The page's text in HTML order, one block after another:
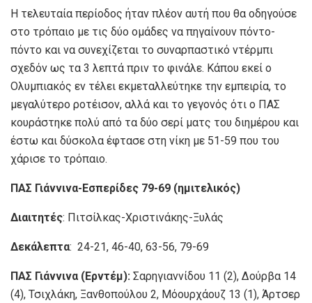
Η τελευταία περίοδος ήταν πλέον αυτή που θα οδηγούσε
στο τρόπαιο με τις δύο ομάδες να πηγαίνουν πόντο-
πόντο και να συνεχίζεται το συναρπαστικό ντέρμπι
σχεδόν ως τα 3 λεπτά πριν το φινάλε. Κάπου εκεί ο
Ολυμπιακός εν τέλει εκμεταλλεύτηκε την εμπειρία, το
μεγαλύτερο ροτέισον, αλλά και το γεγονός ότι ο ΠΑΣ
κουράστηκε πολύ από τα δύο σερί ματς του διημέρου και
έστω και δύσκολα έφτασε στη νίκη με 51-59 που του
χάρισε το τρόπαιο.
ΠΑΣ Γιάννινα-Εσπερίδες 79-69 (ημιτελικός)
Διαιτητές: Πιτσίλκας-Χριστινάκης-Ξυλάς
Δεκάλεπτα: 24-21, 46-40, 63-56, 79-69
ΠΑΣ Γιάννινα (Ερντέμ): Σαρηγιαννίδου 11 (2), Δούρβα 14
(4), Τσιχλάκη, Ξανθοπούλου 2, Μόουρχάουζ 13 (1), Άρτσερ